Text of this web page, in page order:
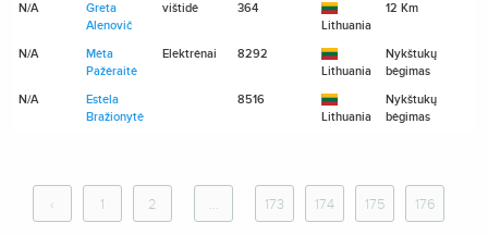
N/A
Greta
Alenovič
vištidė
364
Lithuania
12 Km
N/A
Mėta
Pažėraitė
Elektrėnai
8292
Lithuania
Nykštukų
bėgimas
N/A
Estela
Bražionytė
8516
Lithuania
Nykštukų
bėgimas
‹ 1 2 ... 173 174 175 176